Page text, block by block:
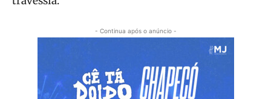
- Continua após o anúncio -